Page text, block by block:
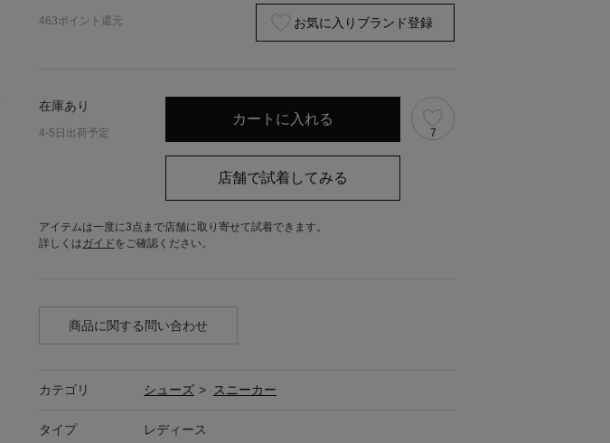
463ポイント還元 お気に入りブランド登録
在庫あり
4-5日出荷予定 7
アイテムは一度に3点まで店舗に取り寄せて試着できます。
詳しくはガイド をご確認ください。
商品に関する問い合わせ
カテゴリ シューズ > スニーカー
タイプ レディース